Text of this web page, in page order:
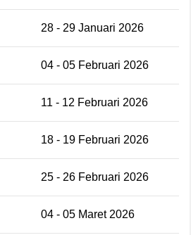
28 - 29 Januari 2026
04 - 05 Februari 2026
11 - 12 Februari 2026
18 - 19 Februari 2026
25 - 26 Februari 2026
04 - 05 Maret 2026